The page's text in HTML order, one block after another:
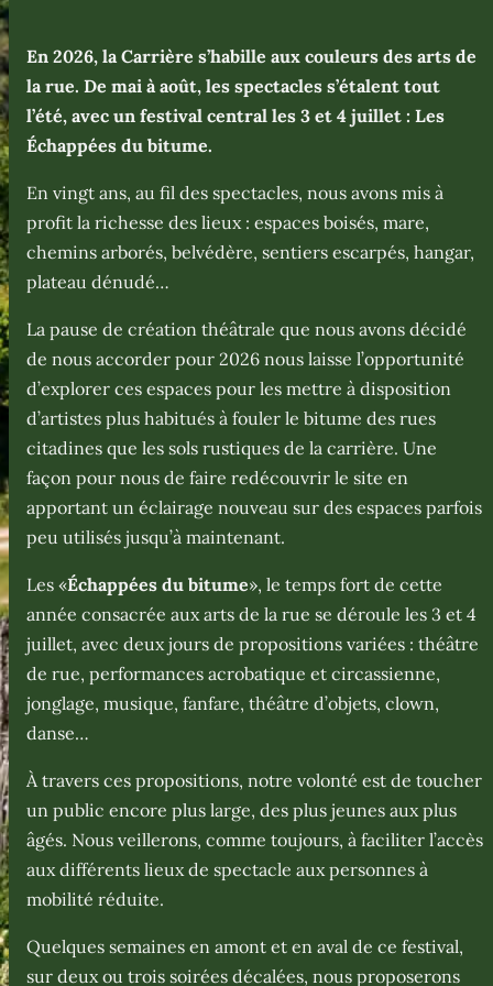
En 2026, la Carrière s’habille aux couleurs des arts de
la rue. De mai à août, les spectacles s’étalent tout
l’été, avec un festival central les 3 et 4 juillet : Les
Échappées du bitume.
En vingt ans, au fil des spectacles, nous avons mis à
profit la richesse des lieux : espaces boisés, mare,
chemins arborés, belvédère, sentiers escarpés, hangar,
plateau dénudé…
La pause de création théâtrale que nous avons décidé
de nous accorder pour 2026 nous laisse l’opportunité
d’explorer ces espaces pour les mettre à disposition
d’artistes plus habitués à fouler le bitume des rues
citadines que les sols rustiques de la carrière. Une
façon pour nous de faire redécouvrir le site en
apportant un éclairage nouveau sur des espaces parfois
peu utilisés jusqu’à maintenant.
Les «Échappées du bitume», le temps fort de cette
année consacrée aux arts de la rue se déroule les 3 et 4
juillet, avec deux jours de propositions variées : théâtre
de rue, performances acrobatique et circassienne,
jonglage, musique, fanfare, théâtre d’objets, clown,
danse…
À travers ces propositions, notre volonté est de toucher
un public encore plus large, des plus jeunes aux plus
âgés. Nous veillerons, comme toujours, à faciliter l’accès
aux différents lieux de spectacle aux personnes à
mobilité réduite.
Quelques semaines en amont et en aval de ce festival,
sur deux ou trois soirées décalées, nous proposerons